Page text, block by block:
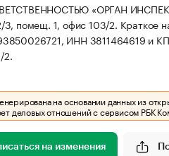
«ОРГАН
3, помещ. 1, офис 103/2. Краткое
ИНН 3811464619 и
2.
на основании данных из
деловых отношений с сервисом РБК
на изменения